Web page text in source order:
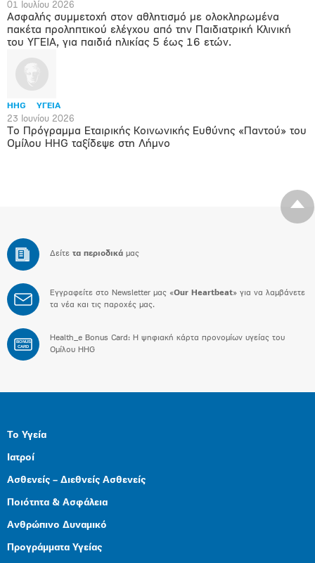
01 Ιουλίου 2026
Ασφαλής συμμετοχή στον αθλητισμό με ολοκληρωμένα
πακέτα προληπτικού ελέγχου από την Παιδιατρική Κλινική
του ΥΓΕΙΑ, για παιδιά ηλικίας 5 έως 16 ετών.
HHG ΥΓΕΙΑ
23 Ιουνίου 2026
Το Πρόγραμμα Εταιρικής Κοινωνικής Ευθύνης «Παντού» του
Ομίλου HHG ταξίδεψε στη Λήμνο
Δείτε τα περιοδικά μας
Εγγραφείτε στο Newsletter μας «Our Heartbeat» για να λαμβάνετε
τα νέα και τις παροχές μας.
BONUS
CARD
Health_e Bonus Card: H ψηφιακή κάρτα προνομίων υγείας του
Ομίλου HHG
Το Υγεία
Ιατροί
Ασθενείς – Διεθνείς Ασθενείς
Ποιότητα & Ασφάλεια
Ανθρώπινο Δυναμικό
Προγράμματα Υγείας